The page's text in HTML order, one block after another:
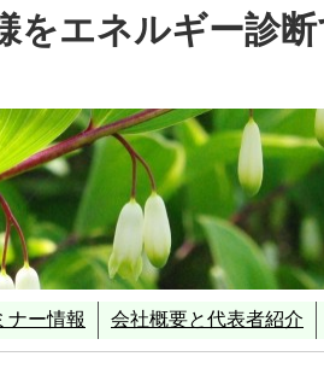
エネルギー診
・環境省 補正予算
要求
補助事業 平成２７年度環境省「経済性を
ナー情報 会社概要と代表者紹介